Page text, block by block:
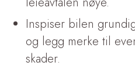
Inspiser bilen
og legg merke til
skader.